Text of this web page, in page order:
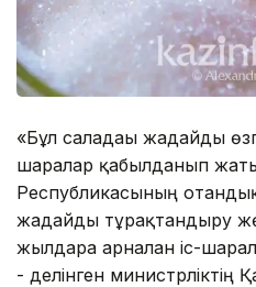
«Бұл саладағы жағдайды
шаралар қабылданып
Республикасының
жағдайды тұрақтандыру
жылдарға арналған іс-
- делінген министрліктің